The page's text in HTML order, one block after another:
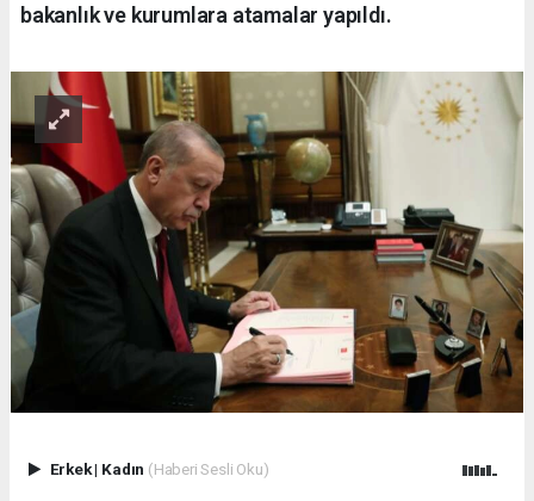
bakanlık ve kurumlara atamalar yapıldı.
Erkek| Kadın (Haberi Sesli Oku)